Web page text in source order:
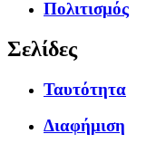
Πολιτισμός
Σελίδες
Ταυτότητα
Διαφήμιση